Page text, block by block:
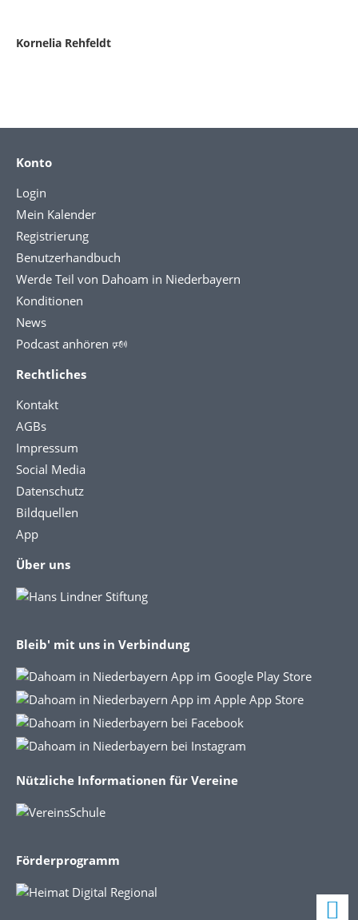
Kornelia Rehfeldt
Konto
Login
Mein Kalender
Registrierung
Benutzerhandbuch
Werde Teil von Dahoam in Niederbayern
Konditionen
News
Podcast anhören 🕬
Rechtliches
Kontakt
AGBs
Impressum
Social Media
Datenschutz
Bildquellen
App
Über uns
Bleib' mit uns in Verbindung
Nützliche Informationen für Vereine
Förderprogramm